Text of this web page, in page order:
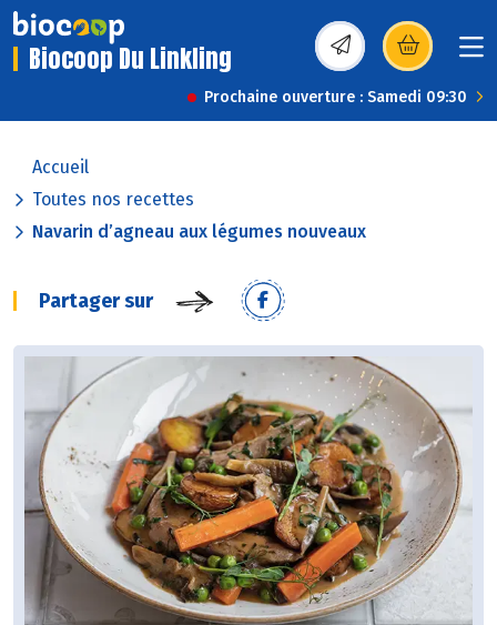
Biocoop Du Linkling (s’ouvre dans une
Prochaine ouverture : Samedi 09:30
Accueil
Toutes nos recettes
Navarin d’agneau aux légumes nouveaux
Partager sur